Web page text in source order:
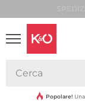
Popolare!